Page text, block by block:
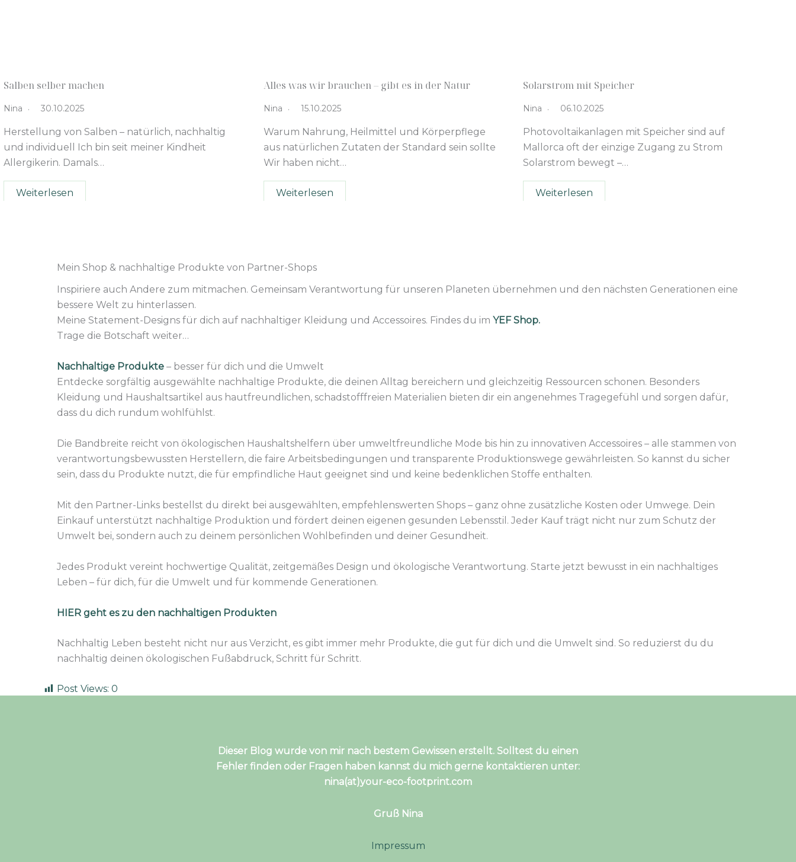
Salben selber machen
Nina 30.10.2025
Herstellung von Salben – natürlich, nachhaltig
und individuell Ich bin seit meiner Kindheit
Allergikerin. Damals…
Weiterlesen
Alles was wir brauchen – gibt es in der Natur
Nina 15.10.2025
Warum Nahrung, Heilmittel und Körperpflege
aus natürlichen Zutaten der Standard sein sollte
Wir haben nicht…
Weiterlesen
Solarstrom mit Speicher
Nina 06.10.2025
Photovoltaikanlagen mit Speicher sind auf
Mallorca oft der einzige Zugang zu Strom
Solarstrom bewegt –…
Weiterlesen
Mein Shop & nachhaltige Produkte von Partner-Shops
Inspiriere auch Andere zum mitmachen. Gemeinsam Verantwortung für unseren Planeten übernehmen und den nächsten Generationen eine
bessere Welt zu hinterlassen.
Meine Statement-Designs für dich auf nachhaltiger Kleidung und Accessoires. Findes du im YEF Shop.
Trage die Botschaft weiter…
Nachhaltige Produkte – besser für dich und die Umwelt
Entdecke sorgfältig ausgewählte nachhaltige Produkte, die deinen Alltag bereichern und gleichzeitig Ressourcen schonen. Besonders
Kleidung und Haushaltsartikel aus hautfreundlichen, schadstofffreien Materialien bieten dir ein angenehmes Tragegefühl und sorgen dafür,
dass du dich rundum wohlfühlst.
Die Bandbreite reicht von ökologischen Haushaltshelfern über umweltfreundliche Mode bis hin zu innovativen Accessoires – alle stammen von
verantwortungsbewussten Herstellern, die faire Arbeitsbedingungen und transparente Produktionswege gewährleisten. So kannst du sicher
sein, dass du Produkte nutzt, die für empfindliche Haut geeignet sind und keine bedenklichen Stoffe enthalten.
Mit den Partner-Links bestellst du direkt bei ausgewählten, empfehlenswerten Shops – ganz ohne zusätzliche Kosten oder Umwege. Dein
Einkauf unterstützt nachhaltige Produktion und fördert deinen eigenen gesunden Lebensstil. Jeder Kauf trägt nicht nur zum Schutz der
Umwelt bei, sondern auch zu deinem persönlichen Wohlbefinden und deiner Gesundheit.
Jedes Produkt vereint hochwertige Qualität, zeitgemäßes Design und ökologische Verantwortung. Starte jetzt bewusst in ein nachhaltiges
Leben – für dich, für die Umwelt und für kommende Generationen.
HIER geht es zu den nachhaltigen Produkten
Nachhaltig Leben besteht nicht nur aus Verzicht, es gibt immer mehr Produkte, die gut für dich und die Umwelt sind. So reduzierst du du
nachhaltig deinen ökologischen Fußabdruck, Schritt für Schritt.
Post Views: 0
Dieser Blog wurde von mir nach bestem Gewissen erstellt. Solltest du einen
Fehler finden oder Fragen haben kannst du mich gerne kontaktieren unter:
nina(at)your-eco-footprint.com
Gruß Nina
Impressum